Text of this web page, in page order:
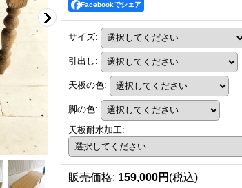
Facebookでシェア
サイズ:
引出し :
天板の色:
脚の色:
天板耐水加工:
販売価格: 159,000円 (税込)